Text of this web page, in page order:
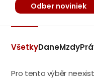
Odber noviniek
VšetkyDaneMzdy
Pro tento výběr